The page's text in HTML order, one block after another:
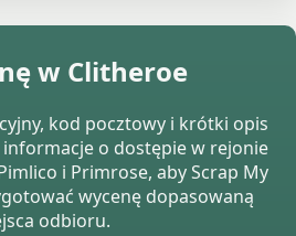
w Clitheroe
kod pocztowy i krótki opis
o dostępie w rejonie
i Primrose, aby Scrap My
wycenę dopasowaną
odbioru.